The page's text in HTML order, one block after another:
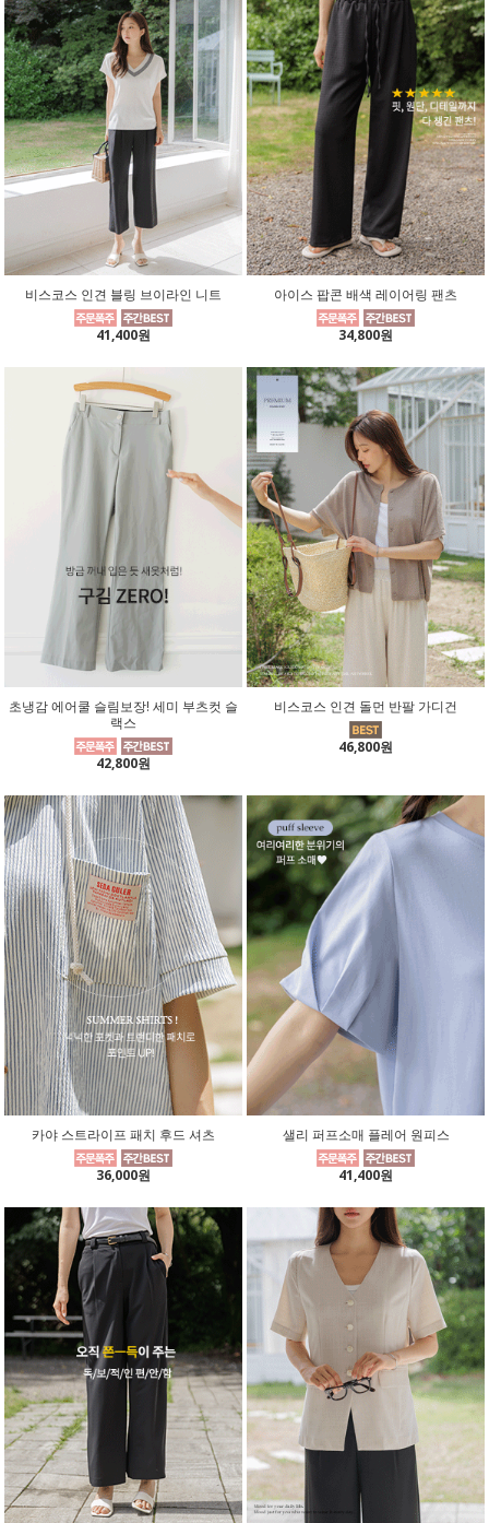
비스코스 인견 블링 브이라인 니트
41,400원
아이스 팝콘 배색 레이어링 팬츠
34,800원
초냉감 에어쿨 슬림보장! 세미 부츠컷 슬
랙스
42,800원
비스코스 인견 돌먼 반팔 가디건
46,800원
카야 스트라이프 패치 후드 셔츠
36,000원
샐리 퍼프소매 플레어 원피스
41,400원